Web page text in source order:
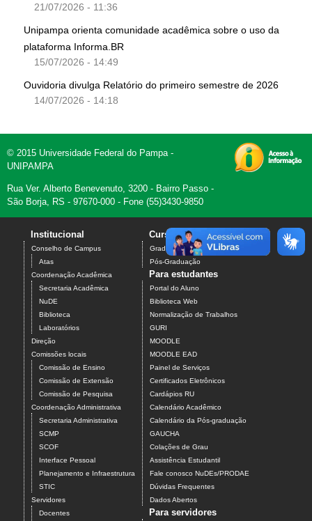
21/07/2026 - 11:36
Unipampa orienta comunidade acadêmica sobre o uso da
plataforma Informa.BR
15/07/2026 - 14:49
Ouvidoria divulga Relatório do primeiro semestre de 2026
14/07/2026 - 14:18
© 2015 Universidade Federal do Pampa -
UNIPAMPA
Rua Ver. Alberto Benevenuto, 3200 - Bairro Passo -
São Borja, RS - 97670-000 - Fone (55)3430-9850
Institucional
Conselho de Campus
Atas
Coordenação Acadêmica
Secretaria Acadêmica
NuDE
Biblioteca
Laboratórios
Direção
Comissões locais
Comissão de Ensino
Comissão de Extensão
Comissão de Pesquisa
Coordenação Administrativa
Secretaria Administrativa
SCMP
SCOF
Interface Pessoal
Planejamento e Infraestrutura
STIC
Servidores
Docentes
Cursos
Graduação
Pós-Graduação
Contato
Para estudantes
Portal do Aluno
Biblioteca Web
Normalização de Trabalhos
GURI
MOODLE
MOODLE EAD
Painel de Serviços
Certificados Eletrônicos
Cardápios RU
Calendário Acadêmico
Calendário da Pós-graduação
GAUCHA
Colações de Grau
Assistência Estudantil
Fale conosco NuDEs/PRODAE
Dúvidas Frequentes
Dados Abertos
Para servidores